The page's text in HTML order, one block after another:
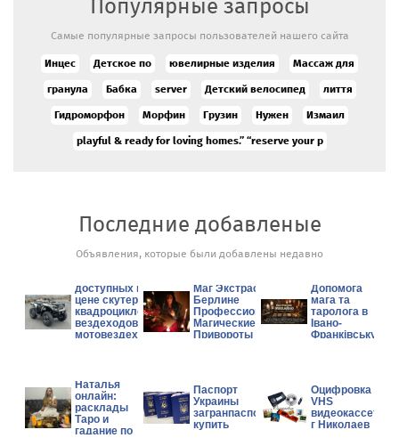
Популярные запросы
Самые популярные запросы пользователей нашего сайта
Инцес Детское по ювелирные изделия Массаж для
гранула Бабка server Детский велосипед лиття
Гидроморфон Морфин Грузин Нужен Измаил
playful & ready for loving homes.” “reserve your p
Последние добавленые
Объявления, которые были добавлены недавно
доступных по
цене скутеров,
квадроциклов,
вездеходов и
мотовездеходов
Маг Экстрасенс в
Берлине
Профессиональные
Магические Услуги
Привороты Гадание
Допомога
мага та
таролога в
Івано-
Франківську.
Наталья
онлайн:
расклады
Таро и
гадание по
Паспорт
Украины
загранпаспорт
купить
Оцифровка
VHS
видеокассет
г Николаев